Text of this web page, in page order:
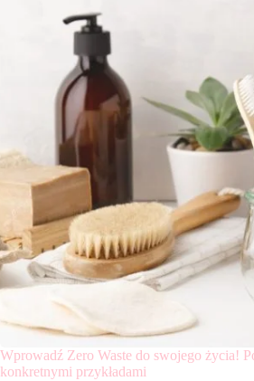
Wprowadź Zero Waste do swojego życia!
konkretnymi przykładami